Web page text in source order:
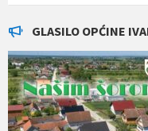
GLASILO OPĆINE